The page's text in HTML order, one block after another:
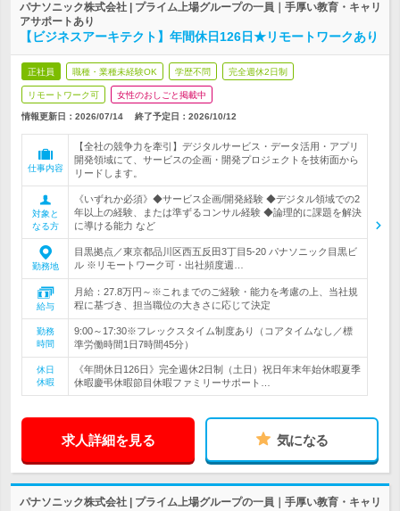
パナソニック株式会社 | プライム上場グループの一員｜手厚い教育・キャリ
アサポートあり
【ビジネスアーキテクト】年間休日126日★リモートワークあり
正社員 職種・業種未経験OK 学歴不問 完全週休2日制
リモートワーク可 女性のおしごと掲載中
情報更新日：2026/07/14 終了予定日： 2026/10/12
仕事内容
【全社の競争力を牽引】デジタルサービス・データ活用・アプリ
開発領域にて、サービスの企画・開発プロジェクトを技術面から
リードします。
対象と
なる方
《いずれか必須》◆サービス企画/開発経験 ◆デジタル領域での2
年以上の経験、または準ずるコンサル経験 ◆論理的に課題を解決
に導ける能力 など
勤務地
目黒拠点／東京都品川区西五反田3丁目5-20 パナソニック目黒ビ
ル ※リモートワーク可・出社頻度週…
給与
月給：27.8万円～※これまでのご経験・能力を考慮の上、当社規
程に基づき、担当職位の大きさに応じて決定
勤務
時間
9:00～17:30※フレックスタイム制度あり（コアタイムなし／標
準労働時間1日7時間45分）
休日
休暇
《年間休日126日》完全週休2日制（土日）祝日年末年始休暇夏季
休暇慶弔休暇節目休暇ファミリーサポート…
求人詳細を見る 気になる
パナソニック株式会社 | プライム上場グループの一員｜手厚い教育・キャリ